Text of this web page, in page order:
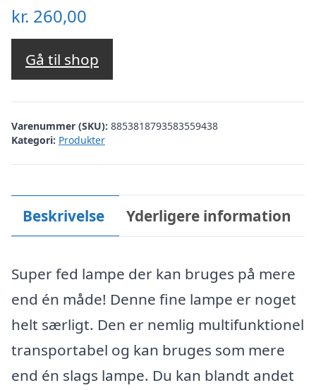
kr. 260,00
Gå til shop
Varenummer (SKU): 8853818793583559438
Kategori: Produkter
Beskrivelse Yderligere information
Super fed lampe der kan bruges på mere
end én måde! Denne fine lampe er noget
helt særligt. Den er nemlig multifunktionel
transportabel og kan bruges som mere
end én slags lampe. Du kan blandt andet